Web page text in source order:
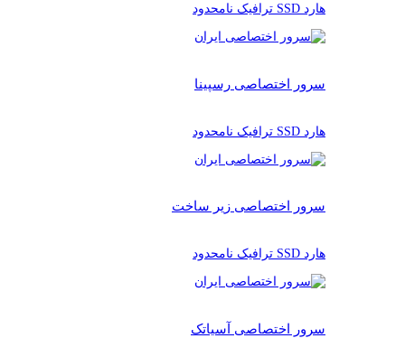
هارد SSD ترافیک نامحدود
سرور اختصاصی رسپینا
هارد SSD ترافیک نامحدود
سرور اختصاصی زیر ساخت
هارد SSD ترافیک نامحدود
سرور اختصاصی آسیاتک